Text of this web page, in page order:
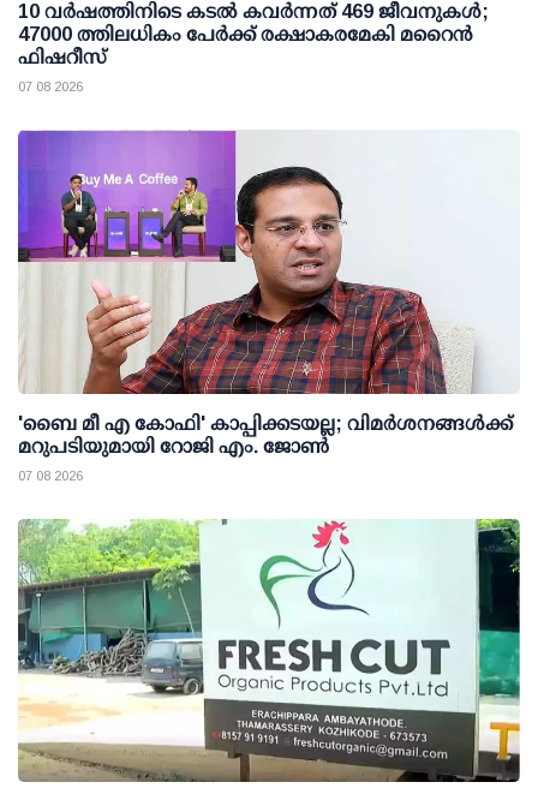
10 വര്‍ഷത്തിനിടെ കടല്‍ കവര്‍ന്നത് 469 ജീവനുകള്‍;
47000 ത്തിലധികം പേര്‍ക്ക് രക്ഷാകരമേകി മറൈന്‍
ഫിഷറീസ്
07 08 2026
'ബൈ മീ എ കോഫി' കാപ്പിക്കടയല്ല; വിമര്‍ശനങ്ങള്‍ക്ക്
മറുപടിയുമായി റോജി എം. ജോണ്‍
07 08 2026